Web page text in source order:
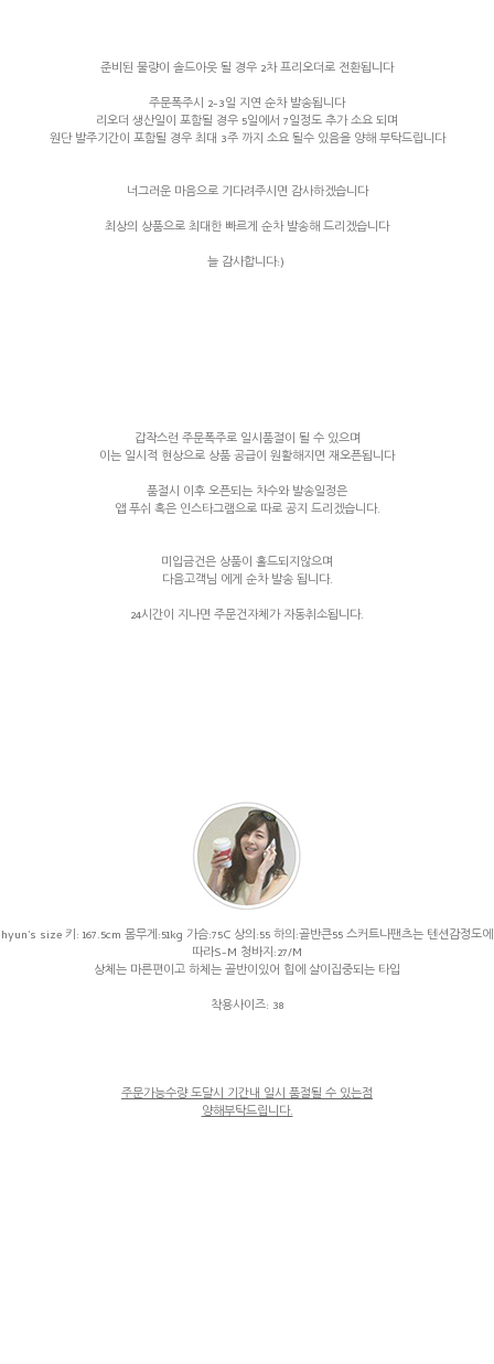
준비된 물량이 솔드아웃 될 경우 2차 프리오더로 전환됩니다
주문폭주시 2-3일 지연 순차 발송됩니다
리오더 생산일이 포함될 경우 5일에서 7일정도 추가 소요 되며
원단 발주기간이 포함될 경우 최대 3주 까지 소요 될수 있음을 양해 부탁드립니다
너그러운 마음으로 기다려주시면 감사하겠습니다
최상의 상품으로 최대한 빠르게 순차 발송해 드리겠습니다
늘 감사합니다:)
갑작스런 주문폭주로 일시품절이 될 수 있으며
이는 일시적 현상으로 상품 공급이 원활해지면 재오픈됩니다
품절시 이후 오픈되는 차수와 발송일정은
앱 푸쉬 혹은 인스타그램으로 따로 공지 드리겠습니다.
미입금건은 상품이 홀드되지않으며
다음고객님 에게 순차 발송 됩니다.
24시간이 지나면 주문건자체가 자동취소됩니다.
hyun's size 키: 167.5cm 몸무게:51kg 가슴:75C 상의:55 하의:골반큰55 스커트나팬츠는 텐션감정도에
따라S-M 청바지:27/M
상체는 마른편이고 하체는 골반이있어 힙에 살이집중되는 타입
착용사이즈: 38
주문가능수량 도달시 기간내 일시 품절될 수 있는점
양해부탁드립니다.